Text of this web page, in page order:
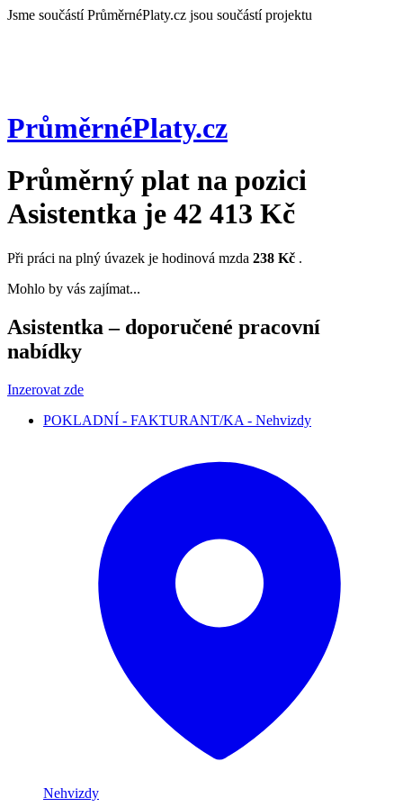
Jsme součástí PrůměrnéPlaty.cz jsou součástí projektu
PrůměrnéPlaty.cz
Průměrný plat na pozici
Asistentka je 42 413 Kč
Při práci na plný úvazek je hodinová mzda 238 Kč .
Mohlo by vás zajímat...
Asistentka – doporučené pracovní
nabídky
Inzerovat zde
POKLADNÍ - FAKTURANT/KA - Nehvizdy
Nehvizdy